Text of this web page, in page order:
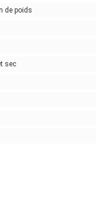
de poids
sec